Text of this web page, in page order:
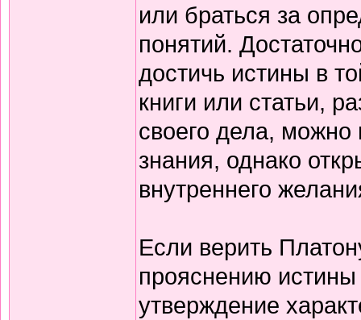
или браться за
понятий.
достичь истины в
книги или статьи,
своего дела, можно
знания, однако
внутреннего
Если верить
прояснению
утверждение